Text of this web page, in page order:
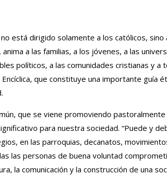
está dirigido solamente a los católicos,
a las familias, a los jóvenes, a las
políticos, a las comunidades cristianas y a
que constituye una importante guía
que se viene promoviendo
para nuestra sociedad. “Puede y
en las parroquias, decanatos,
las personas de buena voluntad
la comunicación y la construcción de una